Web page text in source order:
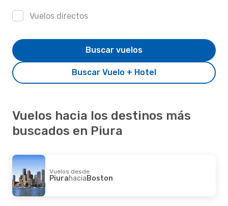
Vuelos directos
Buscar Vuelo + Hotel
Buscar vuelos
Vuelos hacia los destinos más
buscados en Piura
Vuelos desde
PiurahaciaBoston